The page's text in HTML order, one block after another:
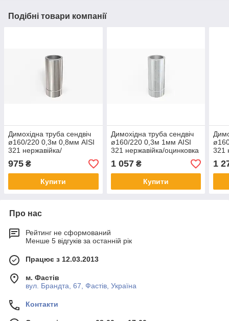
Подібні товари компанії
Димохідна труба сендвіч
ø160/220 0,3м 0,8мм AISI
321 нержавійка/
нержавійка
975 ₴
Купити
Димохідна труба сендвіч
ø160/220 0,3м 1мм AISI
321 нержавійка/оцинковка
1 057₴
Купити
321
1
Про нас
Рейтинг не сформований
Менше 5 відгуків за останній рік
Працює з 12.03.2013
м. Фастів
вул. Брандта, 67, Фастів, Україна
Контакти